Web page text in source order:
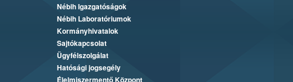
Nébih Igazgatóságok
Nébih Laboratóriumok
Kormányhivatalok
Sajtókapcsolat
Ügyfélszolgálat
Hatósági jogsegély
Élelmiszermentő Központ